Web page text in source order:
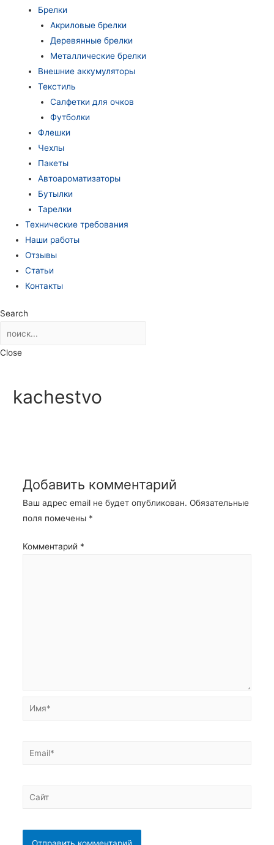
Брелки
Акриловые брелки
Деревянные брелки
Металлические брелки
Внешние аккумуляторы
Текстиль
Салфетки для очков
Футболки
Флешки
Чехлы
Пакеты
Автоароматизаторы
Бутылки
Тарелки
Технические требования
Наши работы
Отзывы
Статьи
Контакты
Search
Close
kachestvo
Добавить комментарий
Ваш адрес email не будет опубликован. Обязательные
поля помечены *
Комментарий *
Имя*
Email*
Сайт